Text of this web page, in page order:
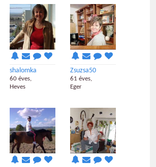
shalomka
60 éves,
Heves
Zsuzsa50
61 éves,
Eger